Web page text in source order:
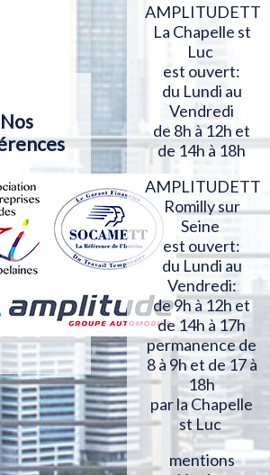
Nos
AMPLITUDETT
La Chapelle st
Luc
est ouvert:
du Lundi au
Vendredi
de 8h à 12h et
de 14h à 18h
AMPLITUDETT
Romilly sur
Seine
est ouvert:
du Lundi au
Vendredi:
de 9h à 12h et
de 14h à 17h
permanence de
8 à 9h et de 17 à
18h
par la Chapelle
st Luc
mentions